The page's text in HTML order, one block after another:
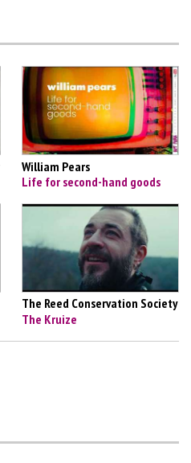
William Pears
Life for second-hand goods
The Reed Conservation Society
The Kruize